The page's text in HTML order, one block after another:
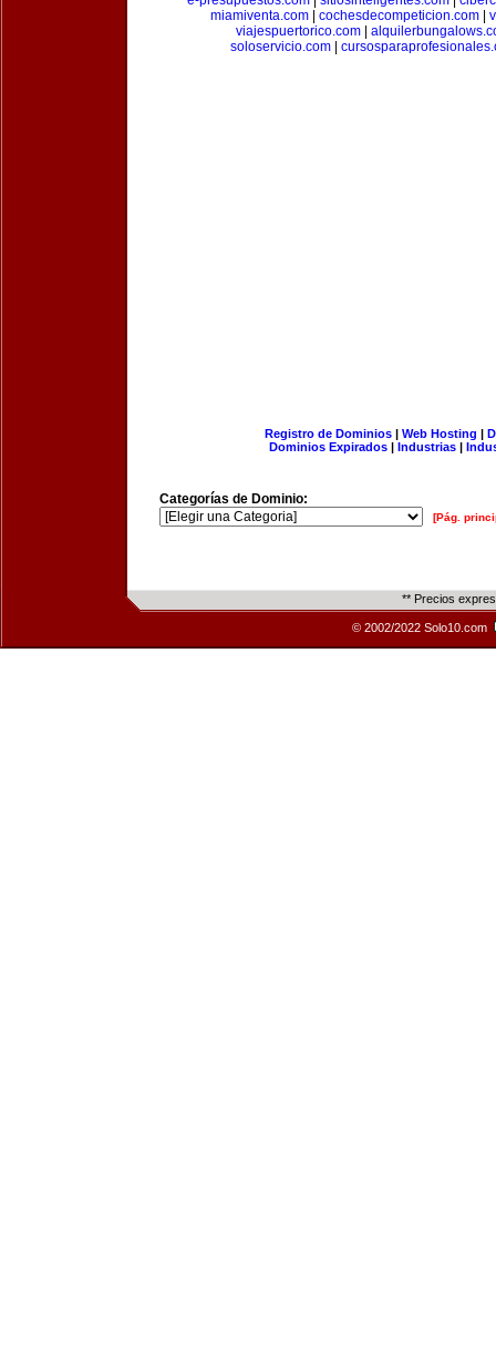
miamiventa.com
cochesdecompeticion.com
viajespuertorico.com|
soloservicio.com|
Registro de Dominios| Web Hosting |
Dominios Expirados | Industrias |
Categorías de Dominio:
[Pág.
** Precios
© 2002/2022 Solo10.com